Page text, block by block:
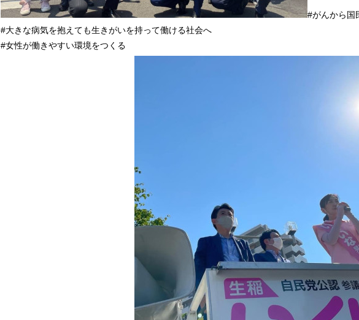
#がんから国
#大きな病気を抱えても生きがいを持って働ける社会へ
#女性が働きやすい環境をつくる